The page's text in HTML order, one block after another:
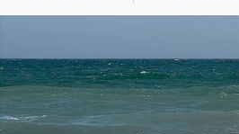
KÜLTÜR-SANAT-MAGAZİN
ÖZEL HABER
Son Dakika Haberleri